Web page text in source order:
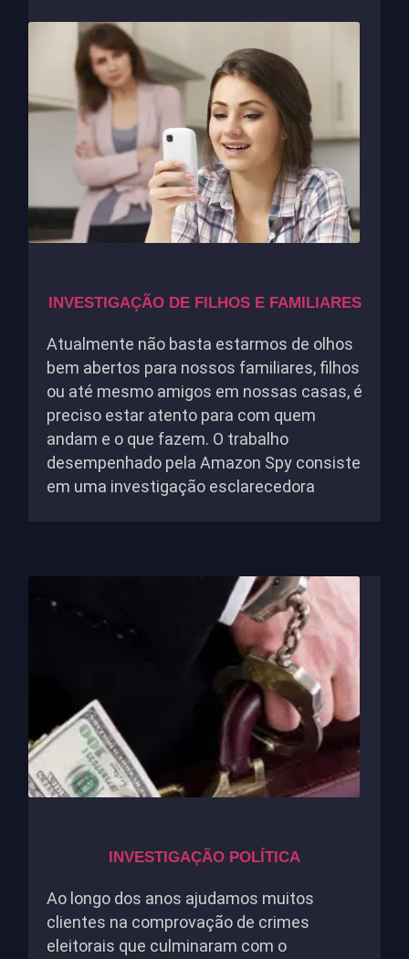
INVESTIGAÇÃO DE FILHOS E FAMILIARES
Atualmente não basta estarmos de olhos
bem abertos para nossos familiares, filhos
ou até mesmo amigos em nossas casas, é
preciso estar atento para com quem
andam e o que fazem. O trabalho
desempenhado pela Amazon Spy consiste
em uma investigação esclarecedora
INVESTIGAÇÃO POLÍTICA
Ao longo dos anos ajudamos muitos
clientes na comprovação de crimes
eleitorais que culminaram com o